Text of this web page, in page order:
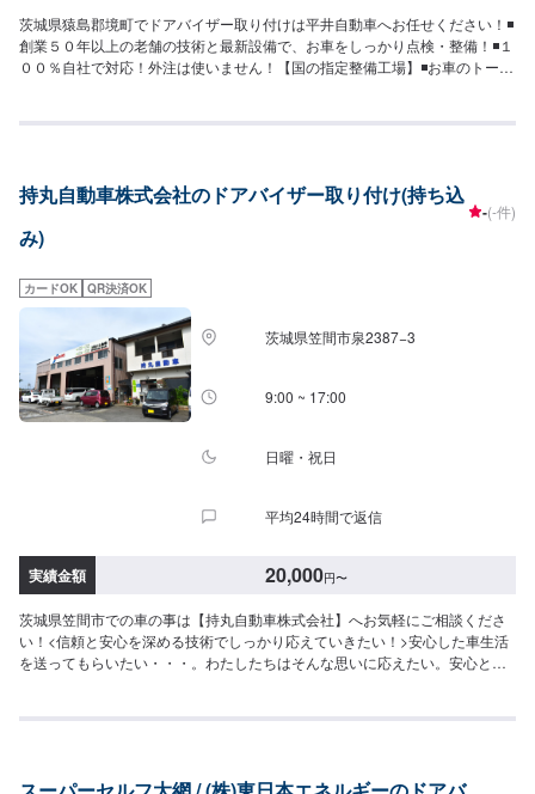
茨城県猿島郡境町でドアバイザー取り付けは平井自動車へお任せください！◾
創業５０年以上の老舗の技術と最新設備で、お車をしっかり点検・整備！◾１
００％自社で対応！外注は使いません！【国の指定整備工場】◾お車のトータ
った…★保険を使えべきなのかわからない…などのご相談もお気軽にどう
ご納得いただければ作業開始【4】仕上がり次第納車-----納期について-----納
期は通常2日～3日程度で納車となります。車種や条件などにより、納期は前
後する場合がございます。予めご了承ください。-----代車について-----無料の
料代はお客様にご負担いただいております。※内容などにより貸し出し出来か
ねる場合もございます。-----ご来店時の注意、受付方法-----入庫の際はお気を
つけてお越しください。駐車スペースは事務所前のお客様駐車スペースに駐
車してください。受付はスタッフへ「メンテモで予約しました」とお伝えく
ださい。ご案内いたします。
持丸自動車株式会社のドアバイザー取り付け(持ち込
み)
-(-件)
カードOK QR決済OK
茨城県笠間市泉2387−3
9:00 ~ 17:00
日曜・祝日
平均24時間で返信
実績金額 20,000円〜
茨城県笠間市での車の事は【持丸自動車株式会社】へお気軽にご相談くださ
い！<信頼と安心を深める技術でしっかり応えていきたい！>安心した車生活
を送ってもらいたい・・・。わたしたちはそんな思いに応えたい。安心と
がっています。なぜならお客様には、仕事の内容のほとんどは見えないもの